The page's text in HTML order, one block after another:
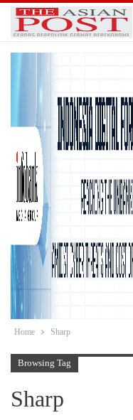
Home Sharp
Browsing Tag
Sharp